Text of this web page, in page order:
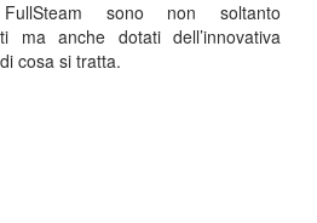
sono non soltanto
ma anche dotati dell’innovativa
cosa si tratta.